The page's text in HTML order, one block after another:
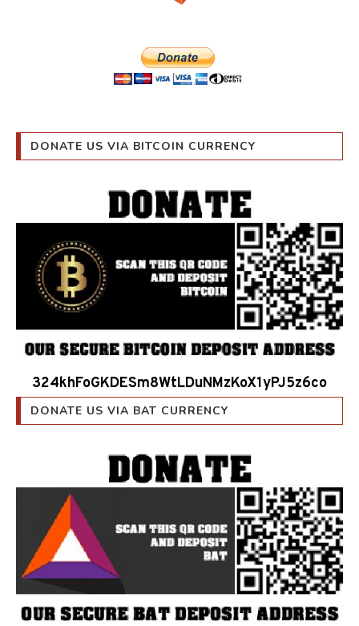
DONATE US VIA BITCOIN CURRENCY
324khFoGKDESm8WtLDuNMzKoX1yPJ5z6co
DONATE US VIA BAT CURRENCY